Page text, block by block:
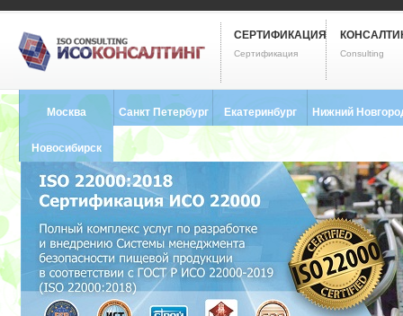
СЕРТИФИКАЦИЯ
Сертификация Consulting
Москва Санкт Петербург
8 (812) 748-2493
Екатеринбург
8 (343) 237-2593
Нижний
Новосибирск
8 (383) 227-8449